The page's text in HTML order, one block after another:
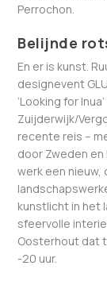
Perrochon.
Belijnde
En er is kunst.
designevent
‘Looking for
Zuijderwijk/
recente reis –
door Zweden
werk een
kunstlicht in het
sfeervolle
Oosterhout dat
-20 uur.